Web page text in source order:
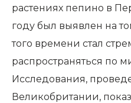
растениях пепино в
году был выявлен на
того времени стал
распространяться по
Исследования,
Великобритании,